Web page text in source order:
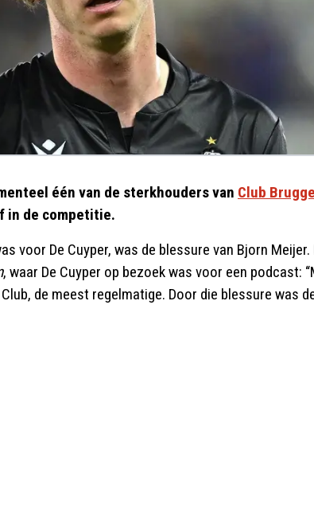
één van de sterkhouders van Club Brugge
in de competitie.
voor De Cuyper, was de blessure van Bjorn
, waar De Cuyper op bezoek was voor een podcast:
de meest regelmatige. Door die blessure was